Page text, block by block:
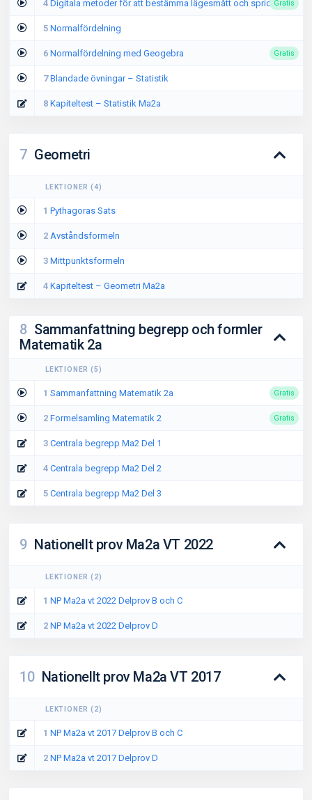
4 Digitala metoder för att bestämma lägesmått och spridningsmåttGratis
5 Normalfördelning
6 Normalfördelning med Geogebra Gratis
7Blandade övningar – Statistik
8 Kapiteltest – Statistik Ma2a
7 Geometri
LEKTIONER (4)
1 Pythagoras Sats
2 Avståndsformeln
3 Mittpunktsformeln
4 Kapiteltest – Geometri Ma2a
8 Sammanfattning begrepp och formler
Matematik 2a
LEKTIONER (5)
1 Sammanfattning Matematik 2a Gratis
2 Formelsamling Matematik 2 Gratis
3 Centrala begrepp Ma2 Del 1
4 Centrala begrepp Ma2 Del 2
5 Centrala begrepp Ma2 Del 3
9 Nationellt prov Ma2a VT 2022
LEKTIONER (2)
1 NP Ma2a vt 2022 Delprov B och C
2 NP Ma2a vt 2022 Delprov D
10 Nationellt prov Ma2a VT 2017
LEKTIONER (2)
1 NP Ma2a vt 2017 Delprov B och C
2 NP Ma2a vt 2017 Delprov D